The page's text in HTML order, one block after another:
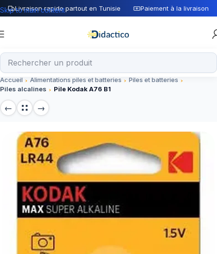
Livraison rapide partout en Tunisie Paiement à la livraison
Skip to main content
Accueil Alimentations piles et batteries
Piles et batteries
Piles alcalines
Pile Kodak A76 B1